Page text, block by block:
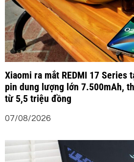
Xiaomi ra mắt REDMI 17 Series
pin dung lượng lớn 7.500mAh,
từ 5,5 triệu đồng
07/08/2026